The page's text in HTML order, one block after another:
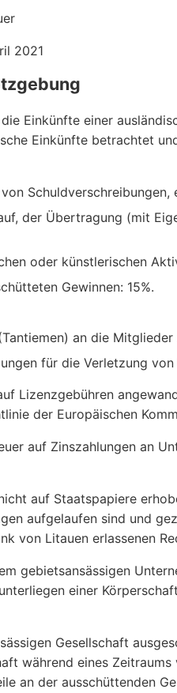
2021
Einkünfte einer
Einkünfte betrachtet
Schuldverschreibungen,
der Übertragung (mit
oder künstlerischen
Gewinnen: 15%.
an die
für die Verletzung
Lizenzgebühren
der Europäischen
auf Zinszahlungen an
auf Staatspapiere
aufgelaufen sind und
von Litauen erlassenen
gebietsansässigen
einer
Gesellschaft
während eines
an der ausschüttenden